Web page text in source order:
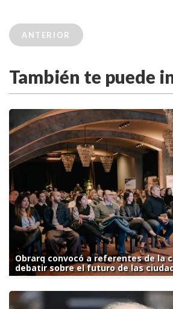
ANTERIOR
También te puede
Obrarq convocó a referentes de la
debatir sobre el futuro de las